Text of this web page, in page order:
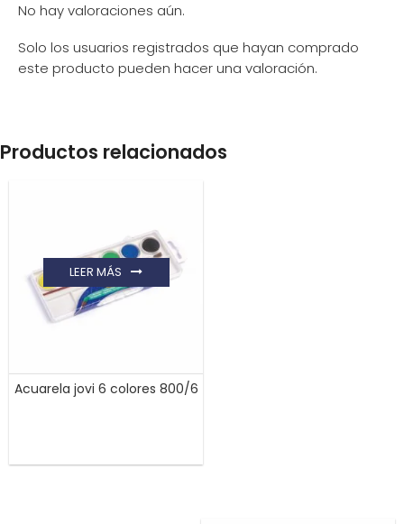
No hay valoraciones aún.
Solo los usuarios registrados que hayan comprado
este producto pueden hacer una valoración.
Productos relacionados
Acuarela jovi 6 colores 800/6
LEER MÁS